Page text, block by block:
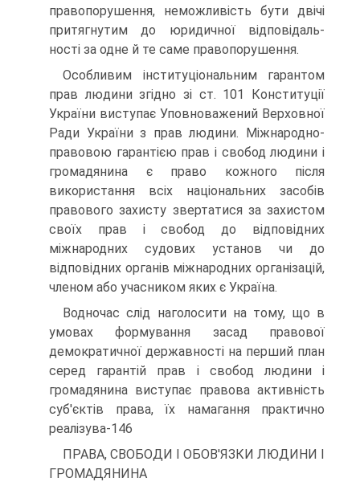
правопорушення, неможливість бути двічі
притягнутим до юридичної відповідаль-
ності за одне й те саме правопорушення.
Особливим інституціональним гарантом
прав людини згідно зі ст. 101 Конституції
України виступає Уповноважений Верховної
Ради України з прав людини. Міжнародно-
правовою гарантією прав і свобод людини і
громадянина є право кожного після
використання всіх національних засобів
правового захисту звертатися за захистом
своїх прав і свобод до відповідних
міжнародних судових установ чи до
відповідних органів міжнародних організацій,
членом або учасником яких є Україна.
Водночас слід наголосити на тому, що в
умовах формування засад правової
демократичної державності на перший план
серед гарантій прав і свобод людини і
громадянина виступає правова активність
суб'єктів права, їх намагання практично
реалізува-146
ПРАВА, СВОБОДИ І ОБОВ'ЯЗКИ ЛЮДИНИ І
ГРОМАДЯНИНА